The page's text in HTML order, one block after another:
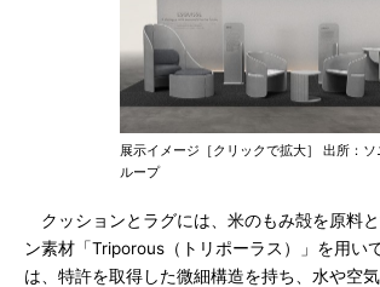
展示イメージ［クリックで拡大］ 出所：ソ
ループ
クッションとラグには、米のもみ殻を原料
ン素材「Triporous（トリポーラス）」を用い
は、特許を取得した微細構造を持ち、水や空